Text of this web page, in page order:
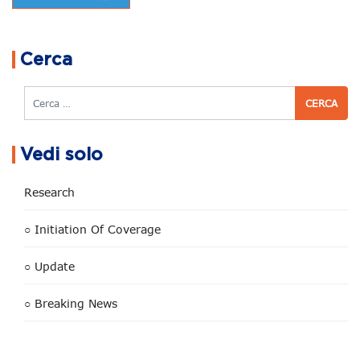
Cerca
Cerca
Vedi solo
Research
○ Initiation Of Coverage
○ Update
○ Breaking News